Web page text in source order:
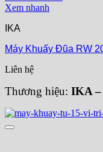
Xem nhanh
IKA
Máy Khuấy Đũa RW
Liên hệ
Thương hiệu: IKA